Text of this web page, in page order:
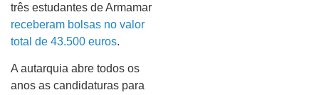
três estudantes de Armamar
receberam bolsas no valor
total de 43.500 euros.
A autarquia abre todos os
anos as candidaturas para